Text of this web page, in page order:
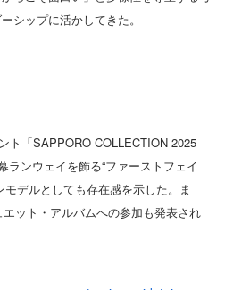
シップに活かしてきた。
ト「SAPPORO COLLECTION 2025
ンウェイを飾る“ファーストフェイ
デルとしても存在感を示した。ま
ット・アルバムへの参加も発表され